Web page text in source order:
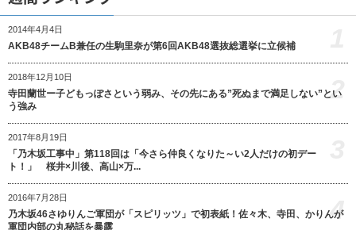
2014年4月4日
AKB48チームB兼任の生駒里奈が第6回AKB48選抜総選挙に立候補
2018年12月10日
寺田蘭世ー子どもっぽさという弱み、その先にある”死ぬまで満足しない”とい
う強み
2
2017年8月19日
「乃木坂工事中」第118回は「今さら仲良くなりた～い2人だけの初デー
ト！」 桜井×川後、高山×万...
2016年7月28日
乃木坂46さゆりんご軍団が「スピリッツ」で初表紙！佐々木、寺田、かりんが
軍団内部の丸秘話を暴露
4